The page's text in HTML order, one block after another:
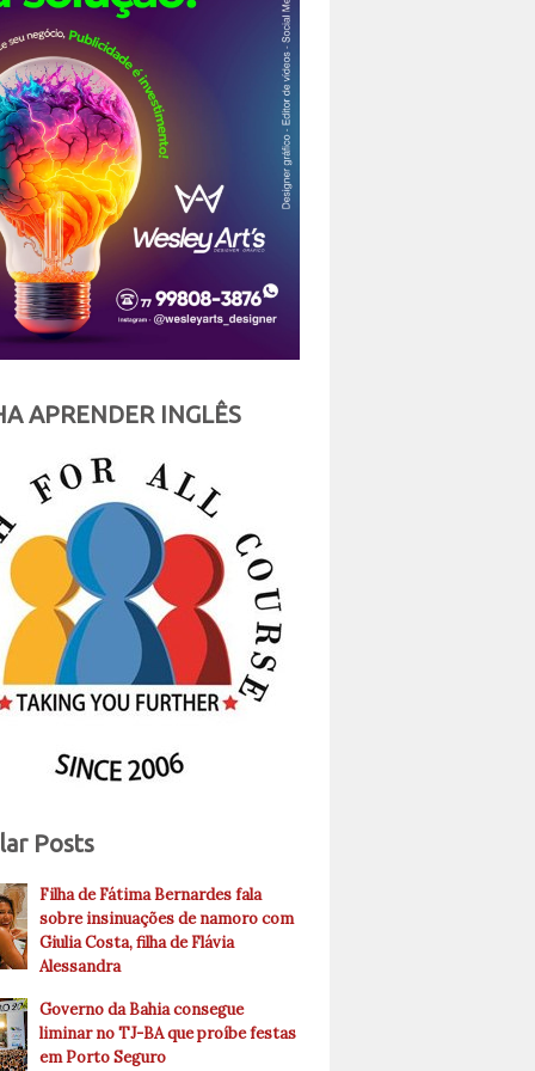
APRENDER INGLÊS
Posts
Filha de Fátima Bernardes fala
sobre insinuações de namoro com
Giulia Costa, filha de Flávia
Alessandra
Governo da Bahia consegue
liminar no TJ-BA que proíbe festas
em Porto Seguro